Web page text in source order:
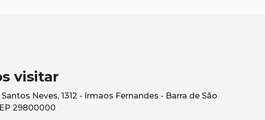
visitar
Neves, 1312 - Irmaos Fernandes - Barra de São
29800000